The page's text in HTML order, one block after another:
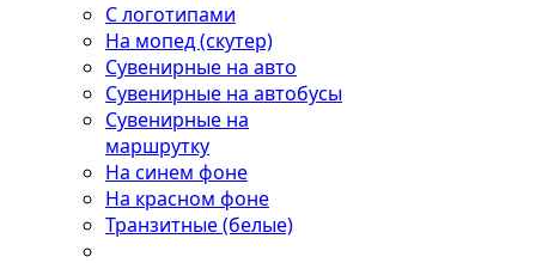
С логотипами
На мопед (скутер)
Сувенирные на авто
Сувенирные на автобусы
Сувенирные на
маршрутку
На синем фоне
На красном фоне
Транзитные (белые)